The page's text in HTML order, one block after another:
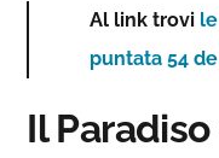
Al link trovi
puntata 54 de
Il